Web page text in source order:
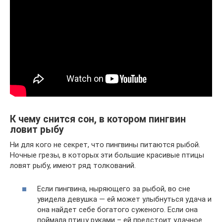
К чему снится сон, в котором пингвин
ловит рыбу
Ни для кого не секрет, что пингвины питаются рыбой.
Ночные грезы, в которых эти большие красивые птицы
ловят рыбу, имеют ряд толкований.
Если пингвина, ныряющего за рыбой, во сне
увидела девушка — ей может улыбнуться удача и
она найдет себе богатого суженого. Если она
поймала птицу руками – ей предстоит удачное